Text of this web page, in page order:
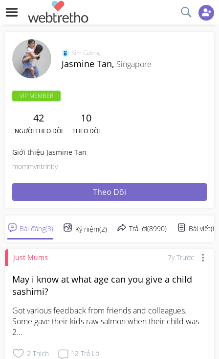
Kim Cương
Jasmine Tan, Singapore
VIP MEMBER
42
NGƯỜI THEO DÕI
10
THEO DÕI
Giới thiệu Jasmine Tan
mommyntrinity
Theo Dõi
Bài đăng(3) Kỷ niệm(2) Trả lời(8990) Bài viết(0
Just Mums 7y Trước
May i know at what age can you give a child
sashimi?
Got various feedback from friends and colleagues.
Some gave their kids raw salmon when their child was
2...
2 Thích 12 Trả Lời